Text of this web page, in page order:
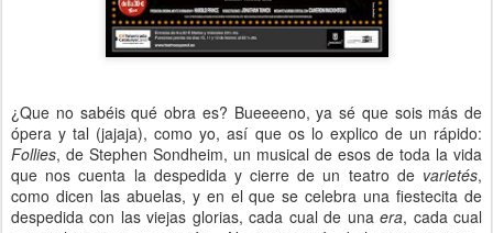
¿Que no sabéis qué obra es? Bueeeeno, ya sé que sois más de
ópera y tal (jajaja), como yo, así que os lo explico de un rápido:
Follies, de Stephen Sondheim, un musical de esos de toda la vida
que nos cuenta la despedida y cierre de un teatro de varietés,
como dicen las abuelas, y en el que se celebra una fiestecita de
despedida con las viejas glorias, cada cual de unaera, cada cual